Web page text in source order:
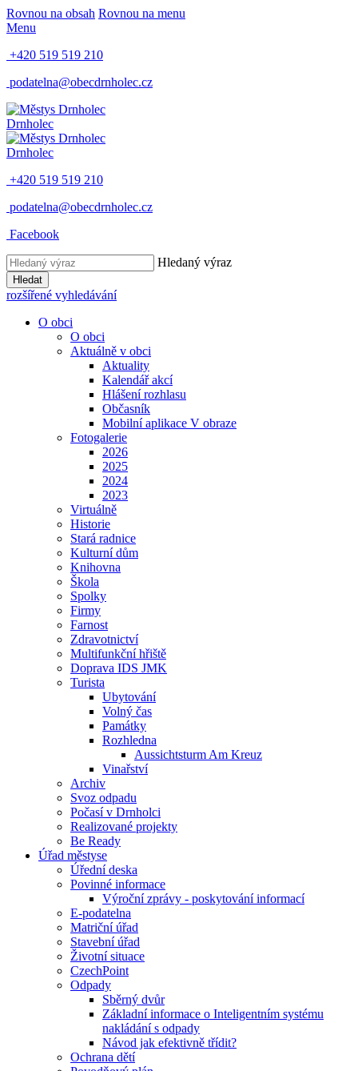
Rovnou na obsah Rovnou na menu
Menu
+420 519 519 210
podatelna@obecdrnholec.cz
Drnholec
Drnholec
+420 519 519 210
podatelna@obecdrnholec.cz
Facebook
Hledaný výraz
Hledat
rozšířené vyhledávání
O obci
O obci
Aktuálně v obci
Aktuality
Kalendář akcí
Hlášení rozhlasu
Občasník
Mobilní aplikace V obraze
Fotogalerie
2026
2025
2024
2023
Virtuálně
Historie
Stará radnice
Kulturní dům
Knihovna
Škola
Spolky
Firmy
Farnost
Zdravotnictví
Multifunkční hřiště
Doprava IDS JMK
Turista
Ubytování
Volný čas
Památky
Rozhledna
Aussichtsturm Am Kreuz
Vinařství
Archiv
Svoz odpadu
Počasí v Drnholci
Realizované projekty
Be Ready
Úřad městyse
Úřední deska
Povinné informace
Výroční zprávy - poskytování informací
E-podatelna
Matriční úřad
Stavební úřad
Životní situace
CzechPoint
Odpady
Sběrný dvůr
Základní informace o Inteligentním systému
nakládání s odpady
Návod jak efektivně třídit?
Ochrana dětí